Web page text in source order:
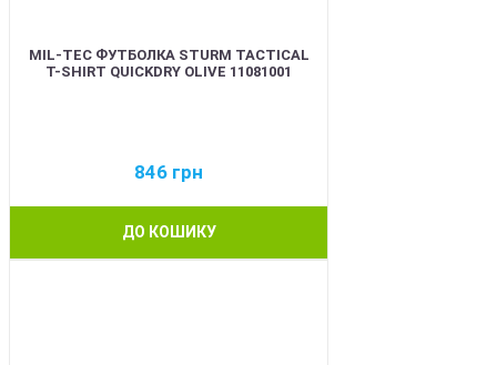
MIL-TEC ФУТБОЛКА STURM TACTICAL
T-SHIRT QUICKDRY OLIVE 11081001
846 грн
ДО КОШИКУ